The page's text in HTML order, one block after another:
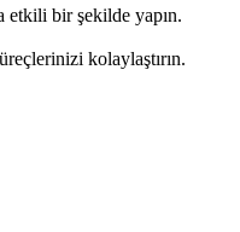
etkili bir şekilde yapın.
kolaylaştırın.